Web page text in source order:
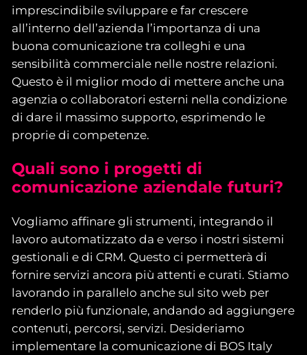
imprescindibile sviluppare e far crescere
all’interno dell’azienda l’importanza di una
buona comunicazione tra colleghi e una
sensibilità commerciale nelle nostre relazioni.
Questo è il miglior modo di mettere anche una
agenzia o collaboratori esterni nella condizione
di dare il massimo supporto, esprimendo le
proprie di competenze.
Quali sono i progetti di
comunicazione aziendale futuri?
Vogliamo affinare gli strumenti, integrando il
lavoro automatizzato da e verso i nostri sistemi
gestionali e di CRM. Questo ci permetterà di
fornire servizi ancora più attenti e curati. Stiamo
lavorando in parallelo anche sul sito web per
renderlo più funzionale, andando ad aggiungere
contenuti, percorsi, servizi. Desideriamo
implementare la comunicazione di BOS Italy